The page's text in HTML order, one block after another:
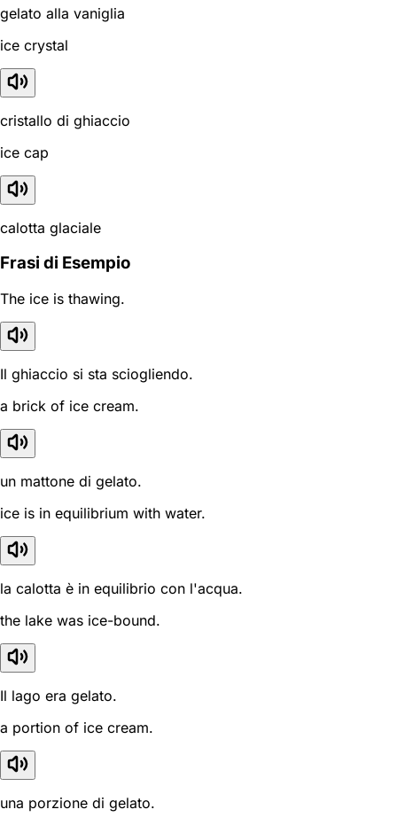
gelato alla vaniglia
ice crystal
cristallo di ghiaccio
ice cap
calotta glaciale
Frasi di Esempio
The ice is thawing.
Il ghiaccio si sta sciogliendo.
a brick of ice cream.
un mattone di gelato.
ice is in equilibrium with water.
la calotta è in equilibrio con l'acqua.
the lake was ice-bound.
Il lago era gelato.
a portion of ice cream.
una porzione di gelato.